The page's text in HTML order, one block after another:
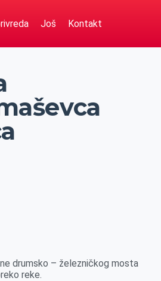
Još Kontakt
drumsko – železničkog mosta
reke.